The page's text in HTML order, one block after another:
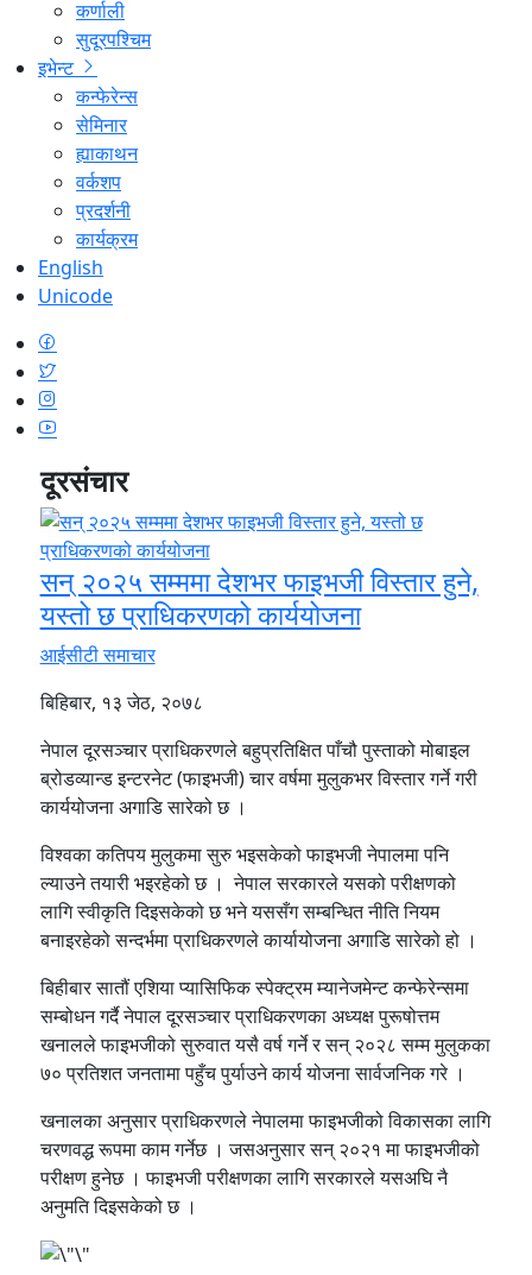
कर्णाली
सुदूरपश्चिम
इभेन्ट
कन्फेरेन्स
सेमिनार
ह्याकाथन
वर्कशप
प्रदर्शनी
कार्यक्रम
English
Unicode
दूरसंचार
सन् २०२५ सम्ममा देशभर फाइभजी विस्तार हुने,
यस्तो छ प्राधिकरणको कार्ययोजना
आईसीटी समाचार
बिहिबार, १३ जेठ, २०७८
नेपाल दूरसञ्चार प्राधिकरणले बहुप्रतिक्षित पाँचौ पुस्ताको मोबाइल
ब्रोडव्यान्ड इन्टरनेट (फाइभजी) चार वर्षमा मुलुकभर विस्तार गर्ने गरी
कार्ययोजना अगाडि सारेको छ ।
विश्वका कतिपय मुलुकमा सुरु भइसकेको फाइभजी नेपालमा पनि
ल्याउने तयारी भइरहेको छ । नेपाल सरकारले यसको परीक्षणको
लागि स्वीकृति दिइसकेको छ भने यससँग सम्बन्धित नीति नियम
बनाइरहेको सन्दर्भमा प्राधिकरणले कार्यायोजना अगाडि सारेको हो ।
बिहीबार सातौं एशिया प्यासिफिक स्पेक्ट्रम म्यानेजमेन्ट कन्फेरेन्समा
सम्बोधन गर्दै नेपाल दूरसञ्चार प्राधिकरणका अध्यक्ष पुरूषोत्तम
खनालले फाइभजीको सुरुवात यसै वर्ष गर्ने र सन् २०२८ सम्म मुलुकका
७० प्रतिशत जनतामा पहुँच पुर्याउने कार्य योजना सार्वजनिक गरे ।
खनालका अनुसार प्राधिकरणले नेपालमा फाइभजीको विकासका लागि
चरणवद्ध रूपमा काम गर्नेछ । जसअनुसार सन् २०२१ मा फाइभजीको
परीक्षण हुनेछ । फाइभजी परीक्षणका लागि सरकारले यसअघि नै
अनुमति दिइसकेको छ ।